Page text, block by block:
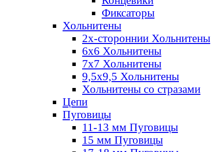
Фиксаторы
Хольнитены
2х-стороннии Хольнитены
6х6 Хольнитены
7х7 Хольнитены
9,5х9,5 Хольнитены
Хольнитены со стразами
Цепи
Пуговицы
11-13 мм Пуговицы
15 мм Пуговицы